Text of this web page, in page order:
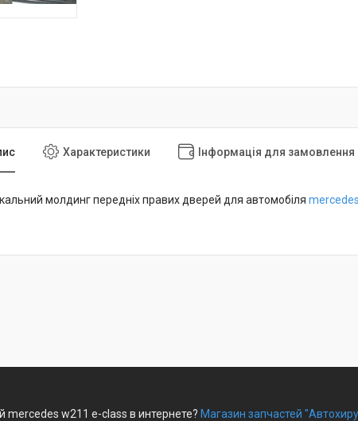
Характеристики Інформація для замовлення
молдинг передніх правих дверей для автомобіля mercedes
mercedes w211 e-class в интернете? Магазин запчастей